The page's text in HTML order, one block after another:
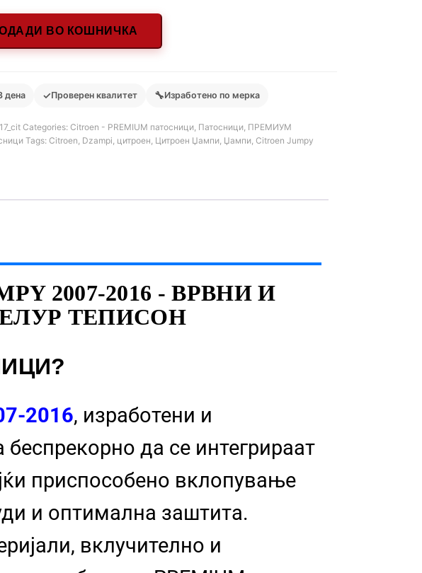
ВО КОШНИЧКА
дена ✓Проверен квалитет 🔧Изработено по мерка
Categories: Citroen - PREMIUM патосници, Патосници, ПРЕМИУМ
Tags: Citroen, Dzampi, цитроен, Цитроен Џампи, Џампи, Citroen Jumpy
2007-2016 - ВРВНИ И
ТЕПИСОН
2016, изработени и
да се интегрираат
приспособено вклопување
и оптимална заштита.
вклучително и